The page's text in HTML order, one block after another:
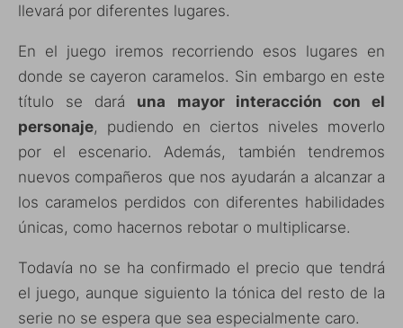
llevará por diferentes lugares.
En el juego iremos recorriendo esos lugares en
donde se cayeron caramelos. Sin embargo en este
título se dará una mayor interacción con el
personaje, pudiendo en ciertos niveles moverlo
por el escenario. Además, también tendremos
nuevos compañeros que nos ayudarán a alcanzar a
los caramelos perdidos con diferentes habilidades
únicas, como hacernos rebotar o multiplicarse.
Todavía no se ha confirmado el precio que tendrá
el juego, aunque siguiento la tónica del resto de la
serie no se espera que sea especialmente caro.